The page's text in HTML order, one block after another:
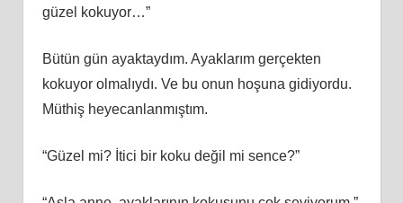
güzel kokuyor…”
Bütün gün ayaktaydım. Ayaklarım gerçekten
kokuyor olmalıydı. Ve bu onun hoşuna gidiyordu.
Müthiş heyecanlanmıştım.
“Güzel mi? İtici bir koku değil mi sence?”